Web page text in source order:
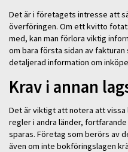
Det är i företagets intresse att
överföringen. Om ett kvitto
med, kan man förlora viktig
om bara första sidan av fakturan
detaljerad information om
Krav i annan
Det är viktigt att notera att
regler i andra länder,
sparas. Företag som berörs av
även om inte bokföringslagen